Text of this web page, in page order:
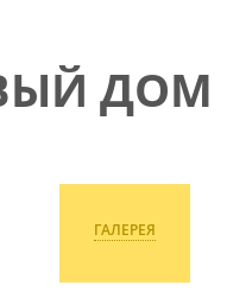
ДОМ
ГАЛЕРЕЯ